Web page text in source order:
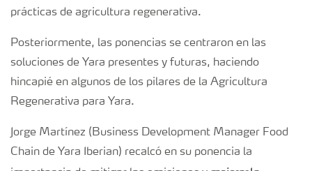
prácticas de agricultura regenerativa.
Posteriormente, las ponencias se centraron en las
soluciones de Yara presentes y futuras, haciendo
hincapié en algunos de los pilares de la Agricultura
Regenerativa para Yara.
Jorge Martínez (Business Development Manager Food
Chain de Yara Iberian) recalcó en su ponencia la